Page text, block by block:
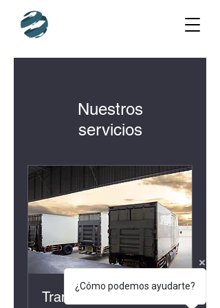
Nuestros
servicios
Transporte nacional
¿Cómo podemos ayudarte?